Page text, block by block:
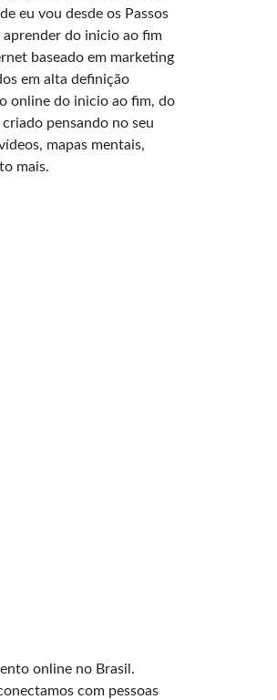
eu vou desde os Passos
aprender do inicio ao fim
baseado em marketing
em alta definição
online do inicio ao fim, do
pensando no seu
mapas mentais,
mais.
online no Brasil.
com pessoas